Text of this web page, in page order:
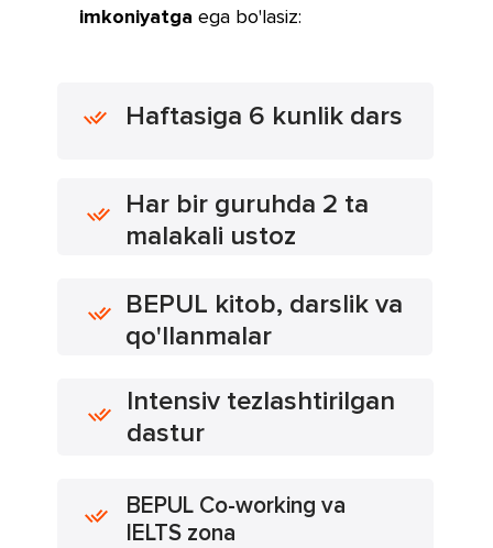
Haftasiga 6 kunlik dars
BEPUL Co-working va
IELTS zona
Har bir guruhda 2 ta
malakali ustoz
BEPUL kitob, darslik va
qo'llanmalar
imkoniyatga ega bo'lasiz:
Intensiv tezlashtirilgan
dastur